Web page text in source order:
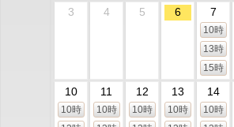
3
4 5 6 7
10時
13時
15時
10
10時
11
10時
12
10時
13
10時
14
10時